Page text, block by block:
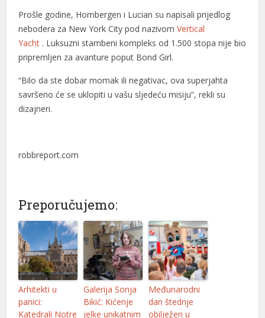
Prošle godine, Hombergen i Lucian su napisali prijedlog
nebodera za New York City pod nazivomVertical
Yacht . Luksuzni stambeni kompleks od 1.500 stopa nije bio
pripremljen za avanture poput Bond Girl.
“Bilo da ste dobar momak ili negativac, ova superjahta
savršeno će se uklopiti u vašu sljedeću misiju”, rekli su
dizajneri.
robbreport.com
Preporučujemo:
Arhitekti u
panici:
Katedrali Notre
Galerija Sonja
Bikić: Kićenje
jelke unikatnim
Međunarodni
dan štednje
obilježen u